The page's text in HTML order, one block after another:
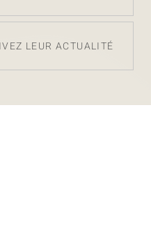
LEUR ACTUALITÉ